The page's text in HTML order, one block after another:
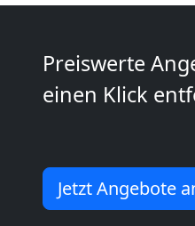
Preiswerte
einen Klick
Jetzt Angebote
Anfrage
National